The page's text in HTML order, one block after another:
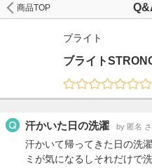
商品TOP
ブライト
ブライト
汗かいた日の洗濯 by 匿名
汗かいて帰ってきた日の洗
ミが気になるしそれだけで